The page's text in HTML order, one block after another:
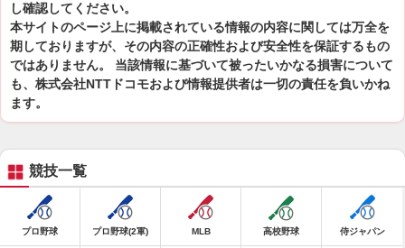
し確認してください。
本サイトのページ上に掲載されている情報の内容に関しては万全を
期しておりますが、その内容の正確性および安全性を保証するもの
ではありません。 当該情報に基づいて被ったいかなる損害について
も、株式会社NTTドコモおよび情報提供者は一切の責任を負いかね
ます。
競技一覧
プロ野球 プロ野球(2軍) MLB 高校野球 侍ジャパン